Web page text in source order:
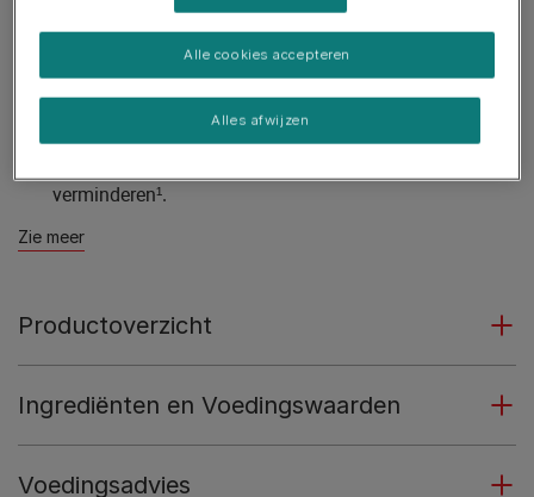
Ter vertraging van de progressie van
nieraandoeningen.
Om spierverlies en vorming van toxinen te helpen
verminderen¹.
Zie meer
Productoverzicht
Ingrediënten en Voedingswaarden
Voedingsadvies
Alles afwijzen
Alle cookies accepteren